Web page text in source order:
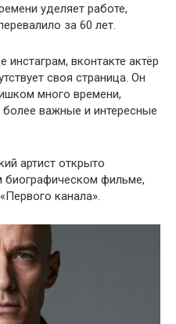
уделяет работе,
за 60 лет.
вконтакте актёр
своя страница. Он
много времени,
важные и интересные
артист открыто
биографическом фильме,
канала».